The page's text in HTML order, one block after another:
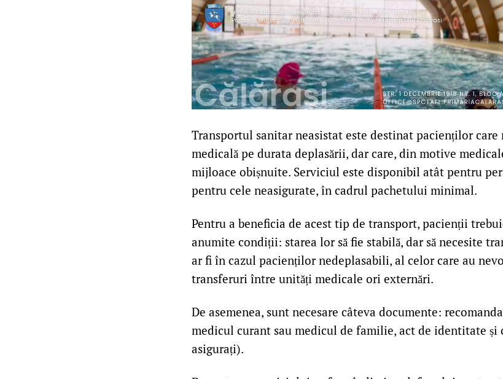
Transportul sanitar neasistat este destinat pacienților care
medicală pe durata deplasării, dar care, din motive
mijloace obișnuite. Serviciul este disponibil atât pentru
pentru cele neasigurate, în cadrul pachetului minimal.
Pentru a beneficia de acest tip de transport, pacienții
anumite condiții: starea lor să fie stabilă, dar să necesite
ar fi în cazul pacienților nedeplasabili, al celor care au
transferuri între unități medicale ori externări.
De asemenea, sunt necesare câteva documente:
medicul curant sau medicul de familie, act de identitate și
asigurați).